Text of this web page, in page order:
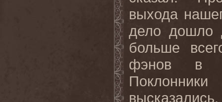
выхода
дело дошло
больше
фэнов в